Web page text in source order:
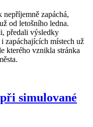
zapáchá,
od letošního ledna.
předali výsledky
zapáchajících místech už
kterého vznikla stránka
simulované